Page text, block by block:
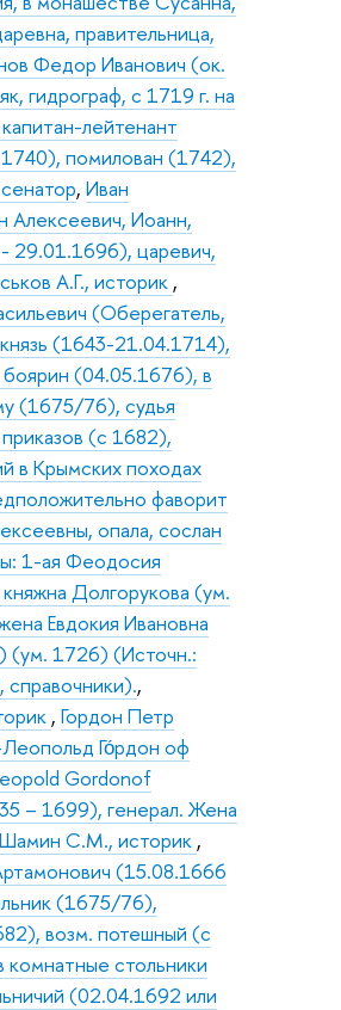
правительница,
Федор Иванович (ок.
гидрограф, с 1719 г. на
лейтенант
помилован (1742),
, Иван
Алексеевич, Иоанн,
29.01.1696), царевич,
А.Г., историк ,
(Оберегатель,
(1643-21.04.1714),
(04.05.1676), в
(1675/76), судья
(с 1682),
в Крымских походах
фаворит
опала, сослан
1-ая Феодосия
Долгорукова (ум.
Евдокия Ивановна
(ум. 1726) (Источн.:
,
, Гордон Петр
Го́рдон оф
Gordonof
– 1699), генерал. Жена
Шамин C.М., историк ,
(15.08.1666
(1675/76),
возм. потешный (с
стольники
(02.04.1692 или